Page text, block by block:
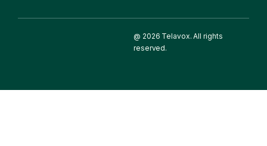
@ 2026 Telavox. All rights
reserved.